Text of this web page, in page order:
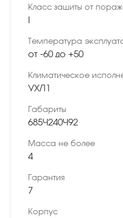
Класс защиты от
I
Температура
от -60 до +50
Климатическое
УХЛ1
Габариты
685×240×92
Масса не более
4
Гарантия
7
Корпус